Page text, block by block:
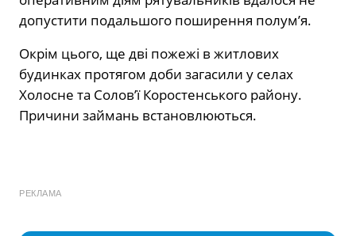
допустити подальшого поширення полум’я.
Окрім цього, ще дві пожежі в житлових
будинках протягом доби загасили у селах
Холосне та Солов’ї Коростенського району.
Причини займань встановлюються.
РЕКЛАМА